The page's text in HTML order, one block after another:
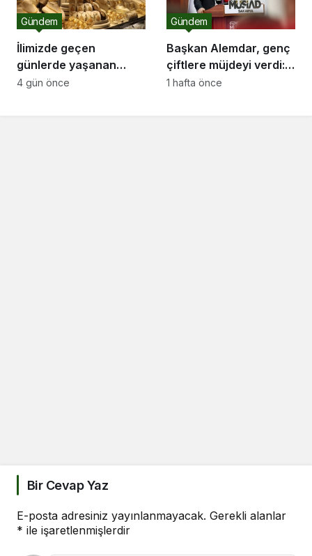
İlimizde geçen
günlerde yaşanan
ortalıktan kaybolan
Gündem
4 gün önce
Başkan Alemdar, genç
çiftlere müjdeyi verdi:
“Gençlerimize düğün
Gündem
1 hafta önce
Bir Cevap Yaz
E-posta adresiniz yayınlanmayacak. Gerekli alanlar
* ile işaretlenmişlerdir